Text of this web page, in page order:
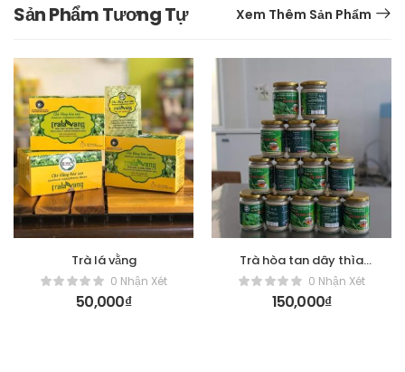
Sản Phẩm Tương Tự Xem Thêm Sản Phẩm
Trà lá vằng
0 Nhận Xét
50,000₫
Trà hòa tan dây thìa
canh0 Nhận Xét
150,000₫